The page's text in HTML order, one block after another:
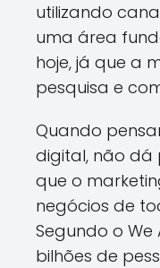
utilizando
uma área
hoje, já que a
pesquisa e
Quando
digital, não
que o
negócios de
Segundo o We
bilhões de